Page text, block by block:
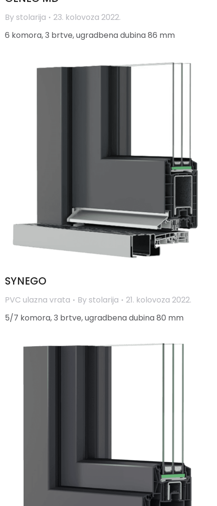
Bystolarija
23. kolovoza 2022.
6 komora, 3 brtve, ugradbena dubina 86 mm
SYNEGO
PVC ulazna vrata Bystolarija
21. kolovoza 2022.
5/7 komora, 3 brtve, ugradbena dubina 80 mm